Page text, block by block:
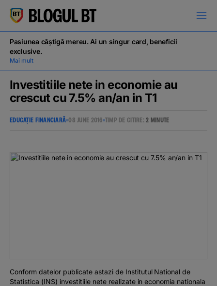
кириллица
Pentru antreprenori
Pasiunea câștigă mereu. Ai un singur card, beneficii
exclusive.
Mai mult
Investitiile nete in economie au
crescut cu 7.5% an/an in T1
EDUCAȚIE FINANCIARĂ 08 JUNE 2016 TIMP DE CITIRE:2 MINUTE
Conform datelor publicate astazi de Institutul National de
Statistica (INS) investitiile nete realizate in economia nationala